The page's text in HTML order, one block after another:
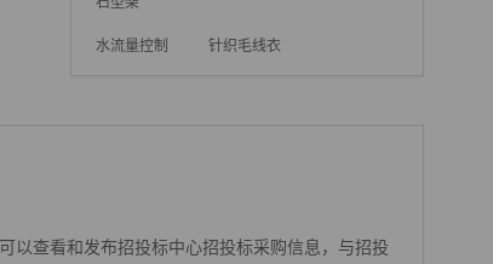
水流量控制 针织毛线衣
查看和发布招投标中心招投标采购信息，与招投